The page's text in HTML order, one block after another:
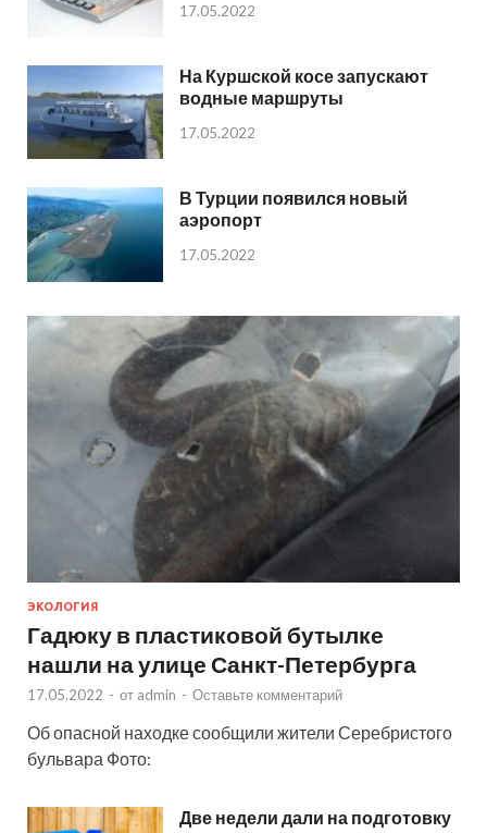
17.05.2022
На Куршской косе запускают
водные маршруты
17.05.2022
В Турции появился новый
аэропорт
17.05.2022
ЭКОЛОГИЯ
Гадюку в пластиковой бутылке
нашли на улице Санкт-Петербурга
17.05.2022 - от admin - Оставьте комментарий
Об опасной находке сообщили жители Серебристого
бульвара Фото:
Две недели дали на подготовку